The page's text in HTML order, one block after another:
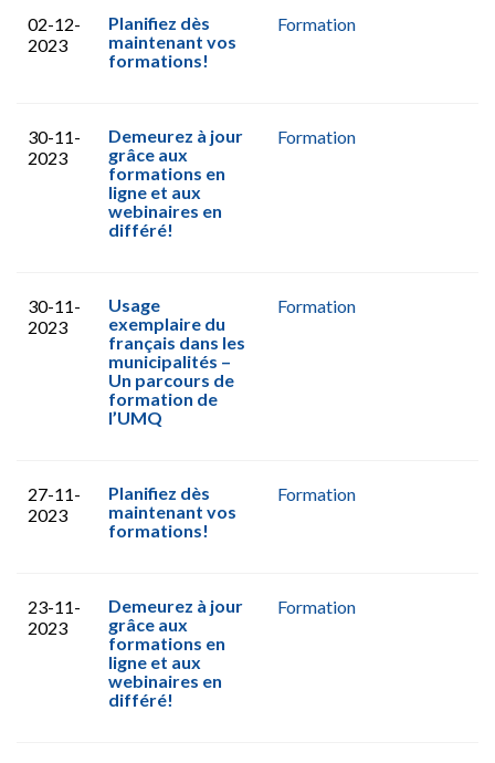
02-12-
2023
Planifiez dès
maintenant vos
formations!
Formation
30-11-
2023
Demeurez à jour
grâce aux
formations en
ligne et aux
webinaires en
différé!
Formation
30-11-
2023
Usage
exemplaire du
français dans les
municipalités –
Un parcours de
formation de
l’UMQ
Formation
27-11-
2023
Planifiez dès
maintenant vos
formations!
Formation
23-11-
2023
Demeurez à jour
grâce aux
formations en
ligne et aux
webinaires en
différé!
Formation